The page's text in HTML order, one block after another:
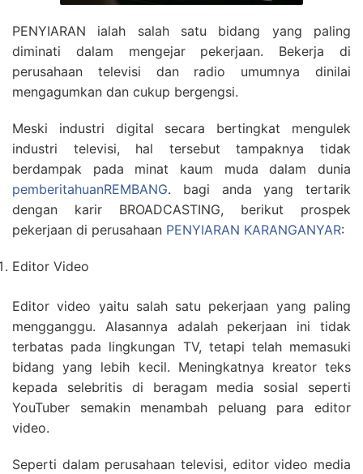
PENYIARAN ialah salah satu bidang yang paling
diminati dalam mengejar pekerjaan. Bekerja di
perusahaan televisi dan radio umumnya dinilai
mengagumkan dan cukup bergengsi.
Meski industri digital secara bertingkat mengulek
industri televisi, hal tersebut tampaknya tidak
berdampak pada minat kaum muda dalam dunia
pemberitahuanREMBANG. bagi anda yang tertarik
dengan karir BROADCASTING, berikut prospek
pekerjaan di perusahaan PENYIARAN KARANGANYAR:
Editor Video
Editor video yaitu salah satu pekerjaan yang paling
mengganggu. Alasannya adalah pekerjaan ini tidak
terbatas pada lingkungan TV, tetapi telah memasuki
bidang yang lebih kecil. Meningkatnya kreator teks
kepada selebritis di beragam media sosial seperti
YouTuber semakin menambah peluang para editor
video.
Seperti dalam perusahaan televisi, editor video media